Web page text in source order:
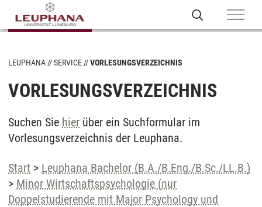
LEUPHANA SERVICE VORLESUNGSVERZEICHNIS
VORLESUNGSVERZEICHNIS
Suchen Sie hier über ein Suchformular im
Vorlesungsverzeichnis der Leuphana.
Start > Leuphana Bachelor (B.A./B.Eng./B.Sc./LL.B.)
> Minor Wirtschaftspsychologie (nur
Doppelstudierende mit Major Psychology und